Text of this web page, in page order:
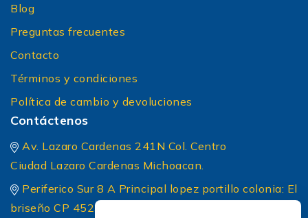
Blog
Preguntas frecuentes
Contacto
Términos y condiciones
Política de cambio y devoluciones
Contáctenos
Av. Lazaro Cardenas 241N Col. Centro
Ciudad Lazaro Cardenas Michoacan.
Periferico Sur 8 A Principal lopez portillo colonia: El
briseño CP 45236 Zapopan Jalisco